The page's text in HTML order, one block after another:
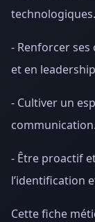
technologiques.
- Renforcer
et en
- Cultiver un
communication.
- Être proactif
l’identification
Cette fiche